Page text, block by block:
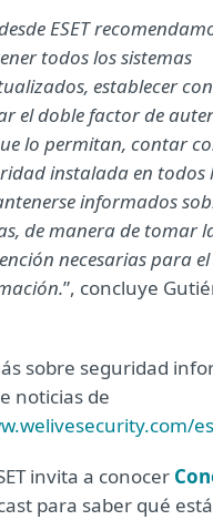
ESET
todos los sistemas
establecer
el doble factor de
lo permitan, contar
instalada en todos
informados
de manera de tomar
necesarias para
”, concluye
sobre seguridad
noticias de
invita a conocer
para saber qué está